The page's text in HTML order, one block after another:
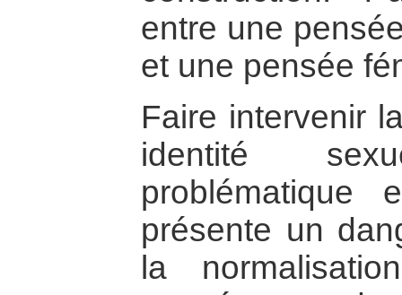
entre une
et une pensée
Faire intervenir
identité
problématique
présente un
la